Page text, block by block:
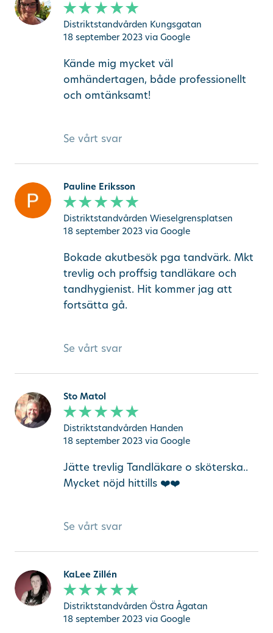
Distriktstandvården Kungsgatan
18 september 2023 via Google
Kände mig mycket väl
omhändertagen, både professionellt
och omtänksamt!
Se vårt svar
Pauline Eriksson
Distriktstandvården Wieselgrensplatsen
18 september 2023 via Google
Bokade akutbesök pga tandvärk. Mkt
trevlig och proffsig tandläkare och
tandhygienist. Hit kommer jag att
fortsätta gå.
Se vårt svar
Sto Matol
Distriktstandvården Handen
18 september 2023 via Google
Jätte trevlig Tandläkare o sköterska..
Mycket nöjd hittills ❤️❤️
Se vårt svar
KaLee Zillén
Distriktstandvården Östra Ågatan
18 september 2023 via Google